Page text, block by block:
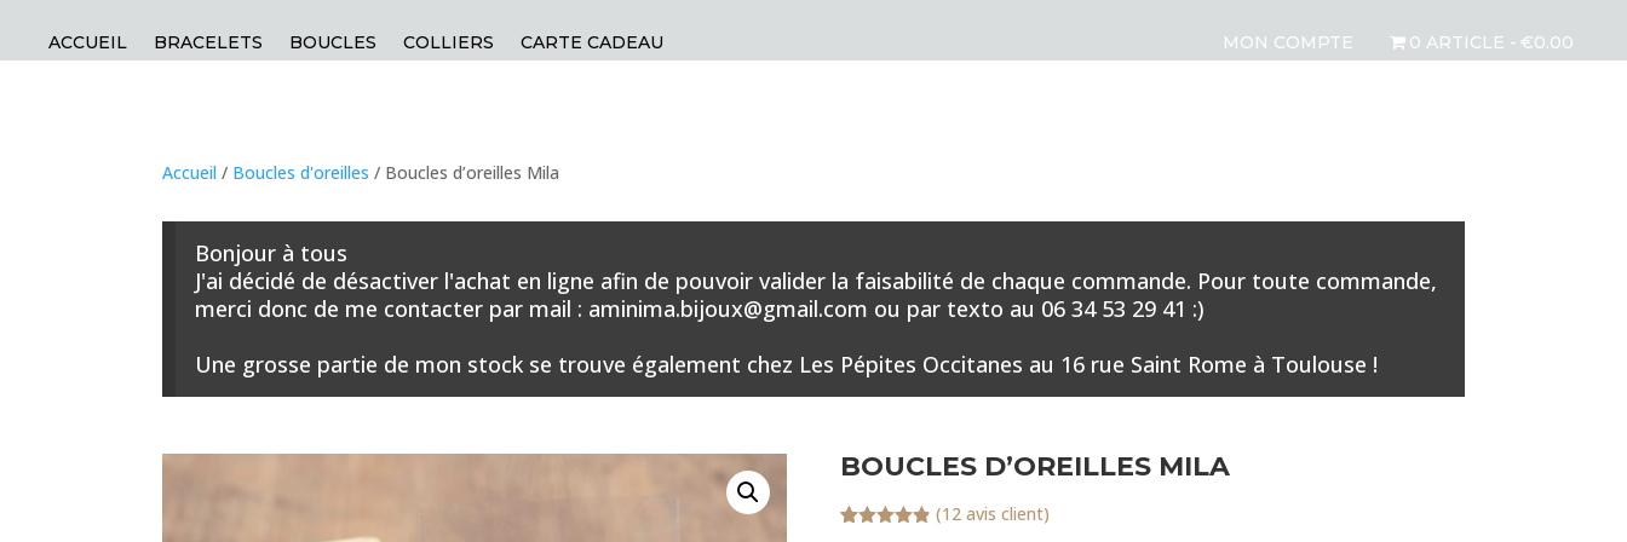
ACCUEIL BRACELETS BOUCLES COLLIERS CARTE CADEAU MON COMPTE 0 ARTICLE €0.00
Accueil / Boucles d'oreilles / Boucles d’oreilles Mila
Bonjour à tous
J'ai décidé de désactiver l'achat en ligne afin de pouvoir valider la faisabilité de chaque commande. Pour toute commande,
merci donc de me contacter par mail : aminima.bijoux@gmail.com ou par texto au 06 34 53 29 41 :)
Une grosse partie de mon stock se trouve également chez Les Pépites Occitanes au 16 rue Saint Rome à Toulouse !
BOUCLES D’OREILLES MILA
(12 avis client)